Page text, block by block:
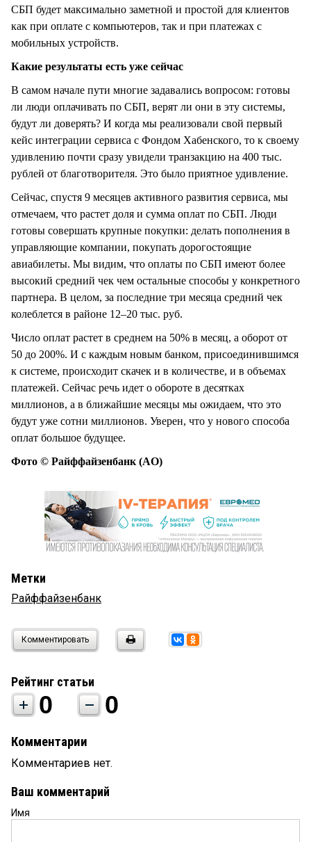
СБП будет максимально заметной и простой для клиентов
как при оплате с компьютеров, так и при платежах с
мобильных устройств.
Какие результаты есть уже сейчас
В самом начале пути многие задавались вопросом: готовы
ли люди оплачивать по СБП, верят ли они в эту системы,
будут ли доверять? И когда мы реализовали свой первый
кейс интеграции сервиса с Фондом Хабенского, то к своему
удивлению почти сразу увидели транзакцию на 400 тыс.
рублей от благотворителя. Это было приятное удивление.
Сейчас, спустя 9 месяцев активного развития сервиса, мы
отмечаем, что растет доля и сумма оплат по СБП. Люди
готовы совершать крупные покупки: делать пополнения в
управляющие компании, покупать дорогостоящие
авиабилеты. Мы видим, что оплаты по СБП имеют более
высокий средний чек чем остальные способы у конкретного
партнера. В целом, за последние три месяца средний чек
колеблется в районе 12–20 тыс. руб.
Число оплат растет в среднем на 50% в месяц, а оборот от
50 до 200%. И с каждым новым банком, присоединившимся
к системе, происходит скачек и в количестве, и в объемах
платежей. Сейчас речь идет о обороте в десятках
миллионов, а в ближайшие месяцы мы ожидаем, что это
будут уже сотни миллионов. Уверен, что у нового способа
оплат большое будущее.
Фото © Райффайзенбанк (AO)
Метки
Райффайзенбанк
Комментировать
Рейтинг статьи
0 0
Комментарии
Комментариев нет.
Ваш комментарий
Имя